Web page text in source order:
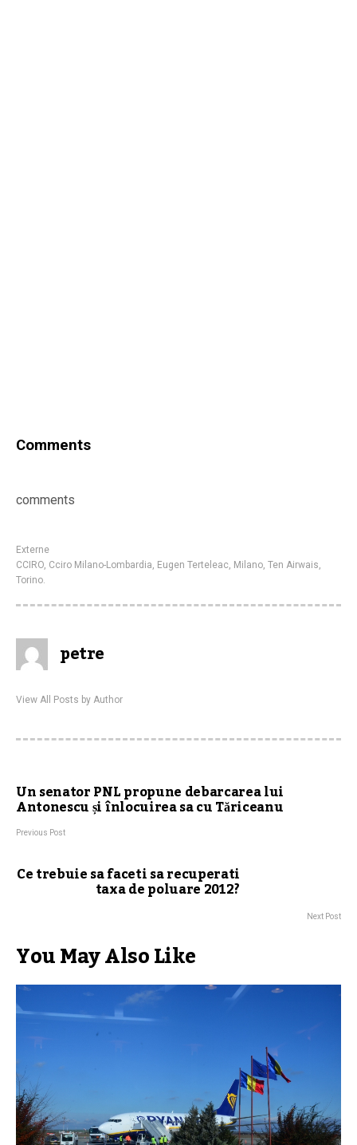
Comments
comments
Externe
CCIRO, Cciro Milano-Lombardia, Eugen Terteleac, Milano, Ten Airwais,
Torino.
petre
View All Posts by Author
Un senator PNL propune debarcarea lui
Antonescu și înlocuirea sa cu Tăriceanu
Previous Post
Ce trebuie sa faceti sa recuperati
taxa de poluare 2012?
Next Post
You May Also Like